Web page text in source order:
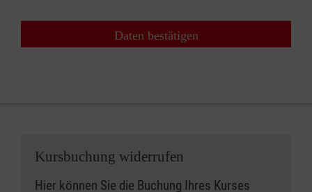
Daten bestätigen
Kursbuchung widerrufen
Hier können Sie die Buchung Ihres Kurses